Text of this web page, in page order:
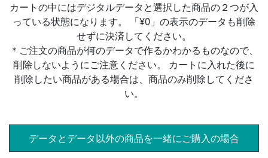
カートの中にはデジタルデータと選択した商品の２つが入
っている状態になります。 「¥0」の表示のデータも削除
せずに決済してください。
＊ご注文の商品が何のデータで作るかわかるものなので、
削除しないようにご注意ください。 カートに入れた後に
削除したい商品がある場合は、商品のみ削除してくださ
い。
データとデータ以外の商品を一緒にご購入の場合